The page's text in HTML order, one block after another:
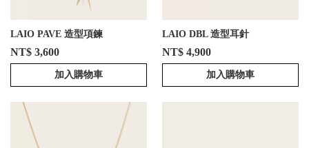
LAIO PAVE 造型項鍊
NT$ 3,600
加入購物車
LAIO DBL 造型耳針
NT$ 4,900
加入購物車